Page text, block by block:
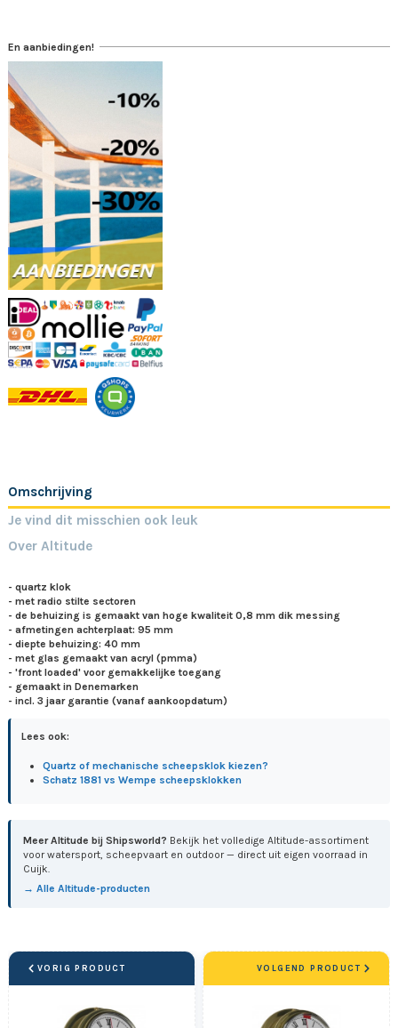
En aanbiedingen!
Omschrijving
Je vind dit misschien ook leuk
Over Altitude
- quartz klok
- met radio stilte sectoren
- de behuizing is gemaakt van hoge kwaliteit 0,8 mm dik messing
- afmetingen achterplaat: 95 mm
- diepte behuizing: 40 mm
- met glas gemaakt van acryl (pmma)
- 'front loaded' voor gemakkelijke toegang
- gemaakt in Denemarken
- incl. 3 jaar garantie (vanaf aankoopdatum)
Lees ook:
Quartz of mechanische scheepsklok kiezen?
Schatz 1881 vs Wempe scheepsklokken
Meer Altitude bij Shipsworld? Bekijk het volledige Altitude-assortiment
voor watersport, scheepvaart en outdoor — direct uit eigen voorraad in
Cuijk.
→ Alle Altitude-producten
VORIG PRODUCT VOLGEND PRODUCT